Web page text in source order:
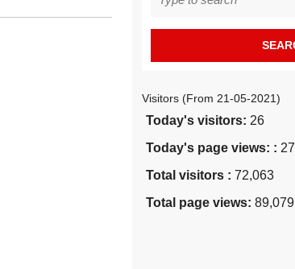
for:
Visitors (From 21-05-2021)
Today's visitors: 26
Today's page views: : 27
Total visitors : 72,063
Total page views: 89,079